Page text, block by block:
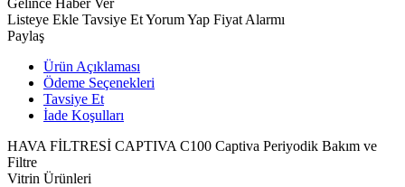
Listeye Ekle Tavsiye EtYorum Yap Fiyat Alarmı
Paylaş
Ürün Açıklaması
Ödeme Seçenekleri
Tavsiye Et
İade Koşulları
HAVA FİLTRESİ CAPTIVA C100 Captiva Periyodik Bakım ve
Filtre
Vitrin Ürünleri